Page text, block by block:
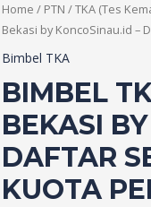
Home / PTN /TKA (Tes
Bekasi by KoncoSinau.id –
Bimbel TKA
BIMBEL
BEKASI
DAFTAR
KUOTA